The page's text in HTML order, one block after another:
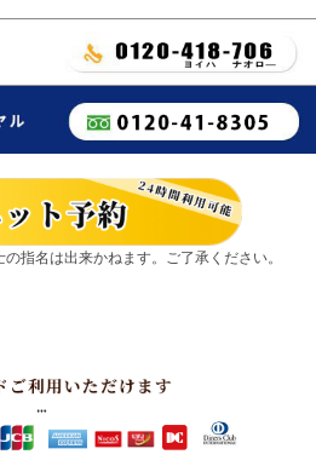
指名は出来かねます。ご了承ください。